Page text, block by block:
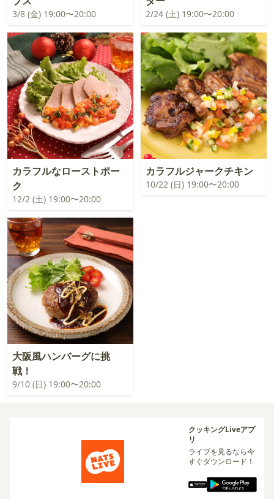
3/8 (金) 19:00〜20:00 2/24 (土) 19:00〜20:00
カラフルなローストポー
ク
12/2 (土) 19:00〜20:00
カラフルジャークチキン
10/22 (日) 19:00〜20:00
大阪風ハンバーグに挑
戦！
9/10 (日) 19:00〜20:00
クッキングLiveアプ
リ
ライブを見るなら今
すぐダウンロード！